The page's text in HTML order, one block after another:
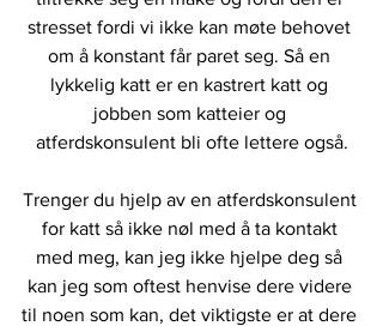
stresset fordi vi ikke kan møte behovet
om å konstant får paret seg. Så en
lykkelig katt er en kastrert katt og
jobben som katteier og
atferdskonsulent bli ofte lettere også.
Trenger du hjelp av en atferdskonsulent
for katt så ikke nøl med å ta kontakt
med meg, kan jeg ikke hjelpe deg så
kan jeg som oftest henvise dere videre
til noen som kan, det viktigste er at dere